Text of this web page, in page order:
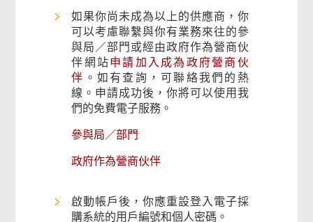
如果你尚未成為以上的供應商，你
可以考慮聯繫與你有業務來往的參
與局／部門或經由政府作為營商伙
伴網站申請加入成為政府營商伙
伴 。如有查詢，可聯絡我們的熱
線。申請成功後，你將可以使用我
們的免費電子服務。
參與局／部門
政府作為營商伙伴
啟動帳戶後，你應重設登入電子採
購系統的用戶編號和個人密碼。